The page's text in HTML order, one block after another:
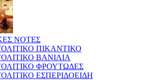
ΝΟΤΕΣ
ΠΙΚΑΝΤΙΚΟ
ΒΑΝΙΛΙΑ
ΦΡΟΥΤΩΔΕΣ
ΕΣΠΕΡΙΔΟΕΙΔΗ